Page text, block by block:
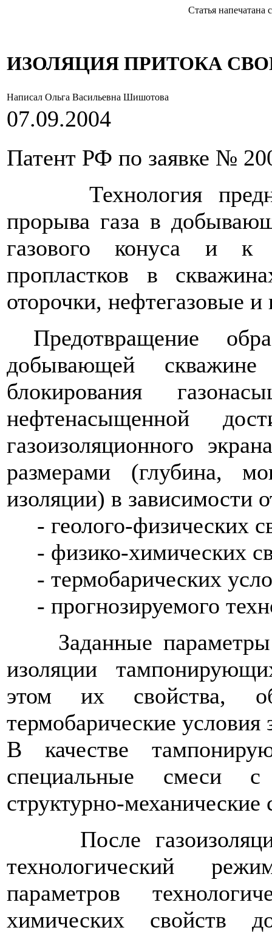
Статья напечатана
ИЗОЛЯЦИЯ ПРИТОКА
Написал Ольга Васильевна Шишотова
07.09.2004
Патент РФ по заявке №
Технология
прорыва газа в
газового конуса и к
пропластков в
оторочки, нефтегазовые
Предотвращение
добывающей
блокирования
нефтенасыщенной
газоизоляционного
размерами (глубина,
изоляции) в зависимости
- геолого-физических
- физико-химических
- термобарических
- прогнозируемого
Заданные параметры
изоляции
этом их свойства,
термобарические условия
В качестве
специальные смеси с
структурно-механические
После
технологический
параметров
химических свойств